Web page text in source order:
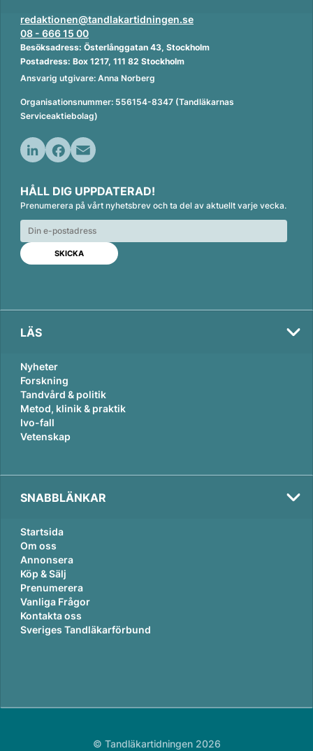
redaktionen@tandlakartidningen.se
08 - 666 15 00
Besöksadress: Österlånggatan 43, Stockholm
Postadress: Box 1217, 111 82 Stockholm
Ansvarig utgivare: Anna Norberg
Organisationsnummer: 556154-8347 (Tandläkarnas
Serviceaktiebolag)
n
k
e
d
n
c
e
b
o
o
k
a
i
l
HÅLL DIG UPPDATERAD!
Prenumerera på vårt nyhetsbrev och ta del av aktuellt varje vecka.
LÄS
Nyheter
Forskning
Tandvård & politik
Metod, klinik & praktik
Ivo-fall
Vetenskap
SNABBLÄNKAR
Startsida
Om oss
Annonsera
Köp & Sälj
Prenumerera
Vanliga Frågor
Kontakta oss
Sveriges Tandläkarförbund
© Tandläkartidningen 2026